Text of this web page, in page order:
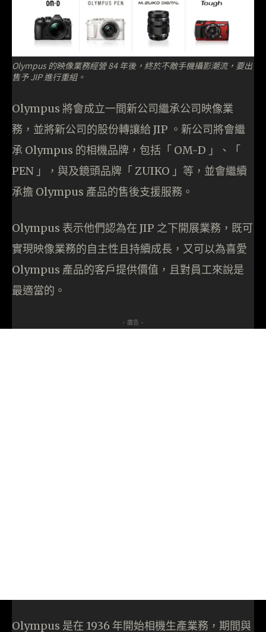
Olympus 的映像業務經營 84 年後，終於不敵手機攝影潮流，要出
售予 JIP 進行重組。
Olympus 將會成立一間新公司繼承公司映像業
務，並將新公司的股份轉讓給 JIP 。新公司將會繼
承 Olympus 的相機品牌，包括「 OM-D 」、「
PEN 」，與及鏡頭品牌「 ZUIKO 」等，並會繼續
承擔 Olympus 產品的售後支援服務。
Olympus 表示他們認為在 JIP 之下開展業務，既可
實現映像業務的自主性且持續成長，又可以為喜愛
Olympus 產品的客戶提供價值，且對員工來說是
最適當的。
- 廣告 -
Olympus 是在 1936 年開始相機生產業務，期間與